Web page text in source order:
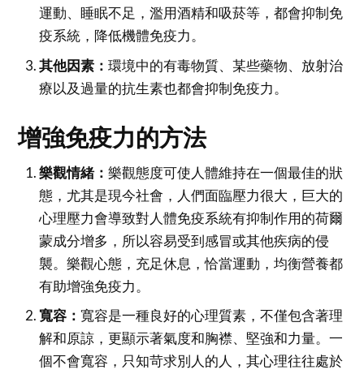
運動、睡眠不足，濫用酒精和吸菸等，都會抑制免
疫系統，降低機體免疫力。
其他因素： 環境中的有毒物質、某些藥物、放射治
療以及過量的抗生素也都會抑制免疫力。
增強免疫力的方法
樂觀情緒： 樂觀態度可使人體維持在一個最佳的狀
態，尤其是現今社會，人們面臨壓力很大，巨大的
心理壓力會導致對人體免疫系統有抑制作用的荷爾
蒙成分增多，所以容易受到感冒或其他疾病的侵
襲。樂觀心態，充足休息，恰當運動，均衡營養都
有助增強免疫力。
寬容： 寬容是一種良好的心理質素，不僅包含著理
解和原諒，更顯示著氣度和胸襟、堅強和力量。一
個不會寬容，只知苛求別人的人，其心理往往處於